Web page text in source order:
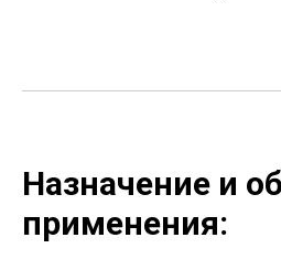
Назначение и
применения: